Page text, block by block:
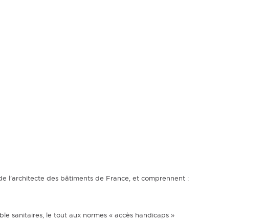
l’architecte des bâtiments de France, et comprennent :
sanitaires, le tout aux normes « accès handicaps »